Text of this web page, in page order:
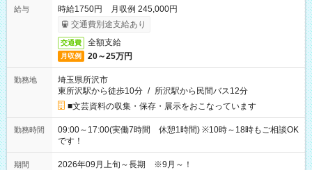
給与
時給1750円 月収例 245,000円
交通費別途支給あり
交通費 全額支給
月収例 20～25万円
勤務地
埼玉県所沢市
東所沢駅から徒歩10分 / 所沢駅から民間バス12分
■文芸資料の収集・保存・展示をおこなっています
勤務時間
09:00～17:00(実働7時間 休憩1時間) ※10時～18時もご相談OK
です！
期間 2026年09月上旬～長期 ※9月～！